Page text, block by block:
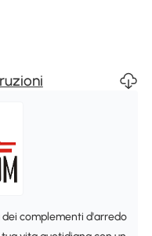
complementi d'arredo